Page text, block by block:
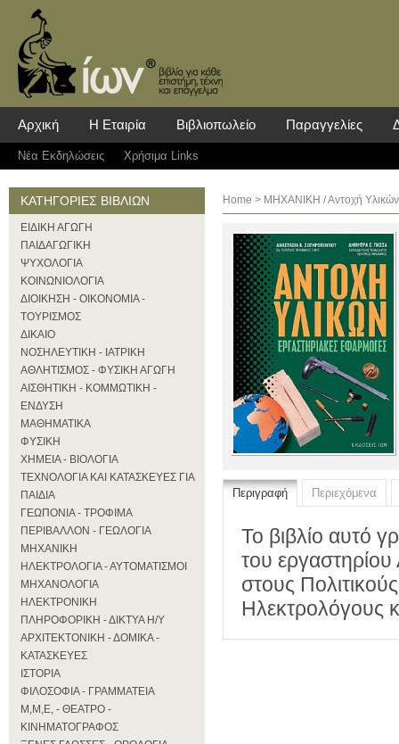
Αρχική Η Εταιρία Βιβλιοπωλείο Παραγγελίες
Νέα Eκδηλώσεις Χρήσιμα Links
ΚΑΤΗΓΟΡΙΕΣ ΒΙΒΛΙΩΝ
ΕΙΔΙΚΗ ΑΓΩΓΗ
ΠΑΙΔΑΓΩΓΙΚΗ
ΨΥΧΟΛΟΓΙΑ
ΚΟΙΝΩΝΙΟΛΟΓΙΑ
ΔΙΟΙΚΗΣΗ - ΟΙΚΟΝΟΜΙΑ -
ΤΟΥΡΙΣΜΟΣ
ΔΙΚΑΙΟ
ΝΟΣΗΛΕΥΤΙΚΗ - ΙΑΤΡΙΚΗ
ΑΘΛΗΤΙΣΜΟΣ - ΦΥΣΙΚΗ ΑΓΩΓΗ
ΑΙΣΘΗΤΙΚΗ - ΚΟΜΜΩΤΙΚΗ -
ΕΝΔΥΣΗ
ΜΑΘΗΜΑΤΙΚΑ
ΦΥΣΙΚΗ
ΧΗΜΕΙΑ - ΒΙΟΛΟΓΙΑ
ΤΕΧΝΟΛΟΓΙΑ ΚΑΙ ΚΑΤΑΣΚΕΥΕΣ ΓΙΑ
ΠΑΙΔΙΑ
ΓΕΩΠΟΝΙΑ - ΤΡΟΦΙΜΑ
ΠΕΡΙΒΑΛΛΟΝ - ΓΕΩΛΟΓΙΑ
ΜΗΧΑΝΙΚΗ
ΗΛΕΚΤΡΟΛΟΓΙΑ - ΑΥΤΟΜΑΤΙΣΜΟΙ
ΜΗΧΑΝΟΛΟΓΙΑ
ΗΛΕΚΤΡΟΝΙΚΗ
ΠΛΗΡΟΦΟΡΙΚΗ - ΔΙΚΤΥΑ Η/Υ
ΑΡΧΙΤΕΚΤΟΝΙΚΗ - ΔΟΜΙΚΑ -
ΚΑΤΑΣΚΕΥΕΣ
ΙΣΤΟΡΙΑ
ΦΙΛΟΣΟΦΙΑ - ΓΡΑΜΜΑΤΕΙΑ
Μ,Μ,Ε, - ΘΕΑΤΡΟ -
ΚΙΝΗΜΑΤΟΓΡΑΦΟΣ
Home > ΜΗΧΑΝΙΚΗ / Αντοχή
Περιγραφή Περιεχόμενα
Το βιβλίο αυτό
του
στους
Ηλεκτρολόγους